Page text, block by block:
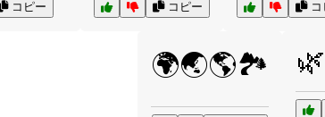
コピー コピー コ
🌍🌏🌎🏞️